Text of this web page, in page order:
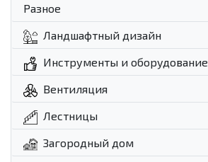
Разное
Ландшафтный дизайн
Инструменты и оборудование
Вентиляция
Лестницы
Загородный дом